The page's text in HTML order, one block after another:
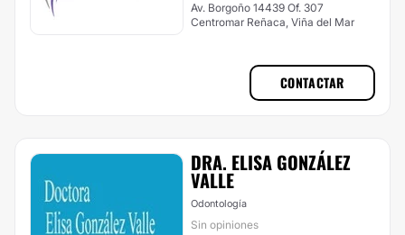
Av. Borgoño 14439 Of. 307
Centromar Reñaca, Viña del Mar
CONTACTAR
DRA. ELISA GONZÁLEZ
VALLE
Odontología
Sin opiniones